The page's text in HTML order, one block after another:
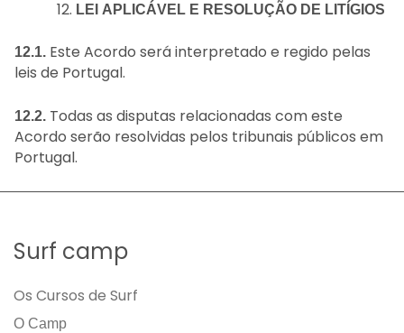
LEI APLICÁVEL E RESOLUÇÃO DE LITÍGIOS
12.1. Este Acordo será interpretado e regido pelas
leis de Portugal.
12.2. Todas as disputas relacionadas com este
Acordo serão resolvidas pelos tribunais públicos em
Portugal.
Surf camp
Os Cursos de Surf
O Camp